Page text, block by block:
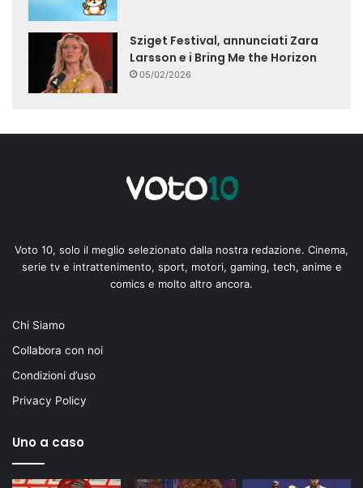
Sziget Festival, annunciati Zara
Larsson e i Bring Me the Horizon
05/02/2026
Voto 10, solo il meglio selezionato dalla nostra redazione. Cinema,
serie tv e intrattenimento, sport, motori, gaming, tech, anime e
comics e molto altro ancora.
Chi Siamo
Collabora con noi
Condizioni d’uso
Privacy Policy
Uno a caso